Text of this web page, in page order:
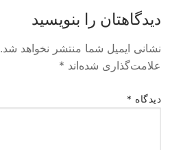
دیدگاهتان را بنویسید
نشانی ایمیل شما منتشر نخواهد شد.
علامت‌گذاری شده‌اند *
دیدگاه *